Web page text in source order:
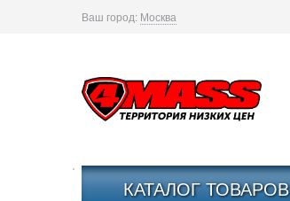
Ваш город: Москва
КАТАЛОГ ТОВАРОВ